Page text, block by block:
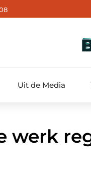
Uit de Media
werk